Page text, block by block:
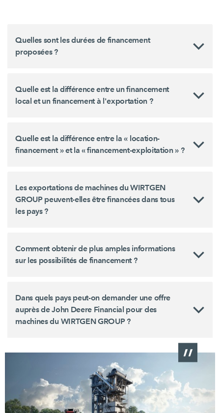
Quelles sont les durées de financement
proposées ?
Quelle est la différence entre un financement
local et un financement à l'exportation ?
Quelle est la différence entre la « location-
financement » et la « financement-exploitation » ?
Les exportations de machines du WIRTGEN
GROUP peuvent-elles être financées dans tous
les pays ?
Comment obtenir de plus amples informations
sur les possibilités de financement ?
Dans quels pays peut-on demander une offre
auprès de John Deere Financial pour des
machines du WIRTGEN GROUP ?